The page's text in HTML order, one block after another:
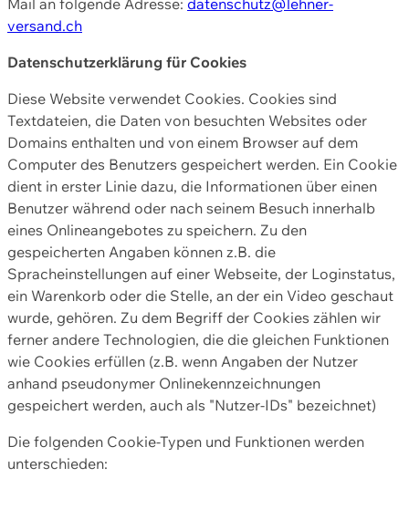
versand.ch
Datenschutzerklärung für Cookies
Diese Website verwendet Cookies. Cookies sind
Textdateien, die Daten von besuchten Websites oder
Domains enthalten und von einem Browser auf dem
Computer des Benutzers gespeichert werden. Ein Cookie
dient in erster Linie dazu, die Informationen über einen
Benutzer während oder nach seinem Besuch innerhalb
eines Onlineangebotes zu speichern. Zu den
gespeicherten Angaben können z.B. die
Spracheinstellungen auf einer Webseite, der Loginstatus,
ein Warenkorb oder die Stelle, an der ein Video geschaut
wurde, gehören. Zu dem Begriff der Cookies zählen wir
ferner andere Technologien, die die gleichen Funktionen
wie Cookies erfüllen (z.B. wenn Angaben der Nutzer
anhand pseudonymer Onlinekennzeichnungen
gespeichert werden, auch als "Nutzer-IDs" bezeichnet)
Die folgenden Cookie-Typen und Funktionen werden
unterschieden: